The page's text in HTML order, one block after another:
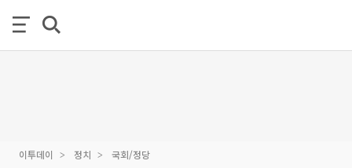
이투데이 정치 국회/정당